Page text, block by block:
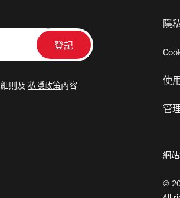
細則及 私隱政策內容
隱
使
管
網
©